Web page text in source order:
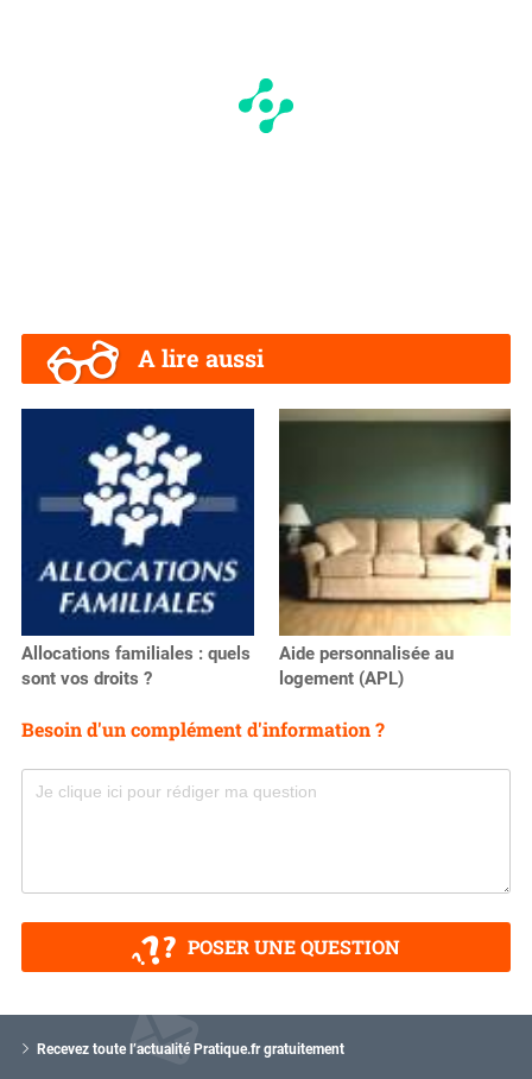
A lire aussi
Allocations familiales : quels
sont vos droits ?
Aide personnalisée au
logement (APL)
Besoin d'un complément d'information ?
POSER UNE QUESTION
Recevez toute l’actualité Pratique.fr gratuitement
o